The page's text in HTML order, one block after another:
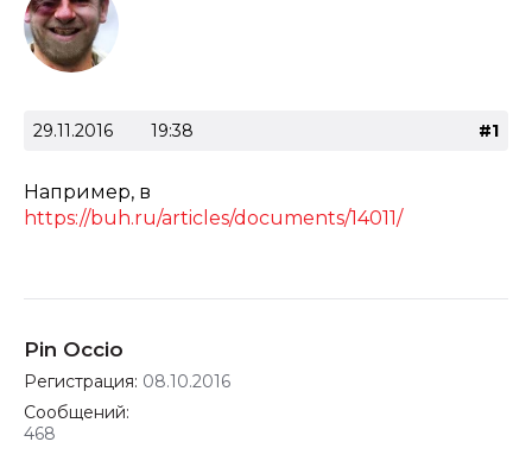
29.11.2016 19:38 #1
Например, в
https://buh.ru/articles/documents/14011/
Pin Occio
Регистрация: 08.10.2016
Сообщений:
468